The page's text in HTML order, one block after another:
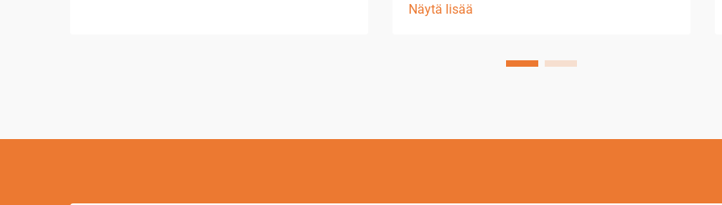
nykyaikainen teollisuus voi käyttää. Tämä
sähköpurkauksia ohuen langan ja
Näytä lisää